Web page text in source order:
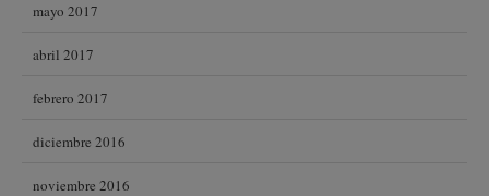
mayo 2017
abril 2017
febrero 2017
diciembre 2016
noviembre 2016